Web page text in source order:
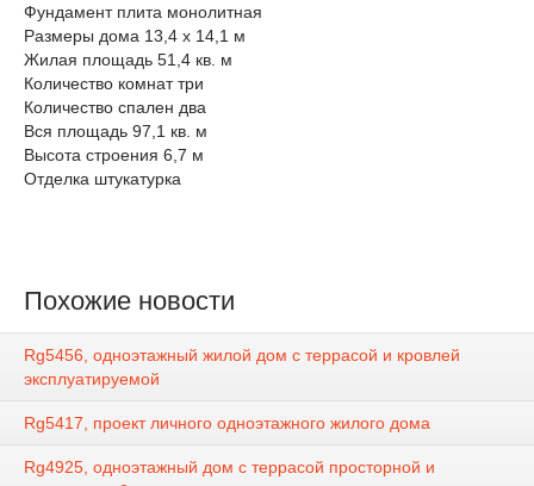
Фундамент плита монолитная
Размеры дома 13,4 x 14,1 м
Жилая площадь 51,4 кв. м
Количество комнат три
Количество спален два
Вся площадь 97,1 кв. м
Высота строения 6,7 м
Отделка штукатурка
Похожие новости
Rg5456, одноэтажный жилой дом с террасой и кровлей
эксплуатируемой
Rg5417, проект личного одноэтажного жилого дома
Rg4925, одноэтажный дом с террасой просторной и